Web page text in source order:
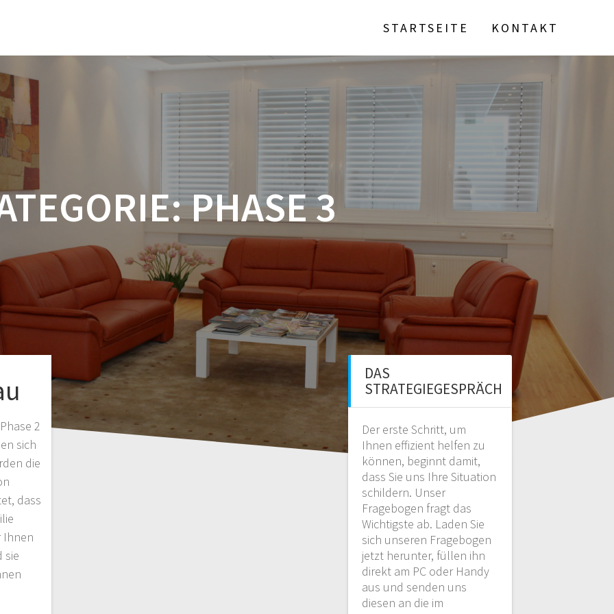
STARTSEITE KONTAKT
PHASE 3
2
sich
die
dass
Ihnen
sie
DAS
STRATEGIEGESPRÄCH
Der erste Schritt, um
Ihnen effizient helfen zu
können, beginnt damit,
dass Sie uns Ihre Situation
schildern. Unser
Fragebogen fragt das
Wichtigste ab. Laden Sie
sich unseren Fragebogen
jetzt herunter, füllen ihn
direkt am PC oder Handy
aus und senden uns
diesen an die im